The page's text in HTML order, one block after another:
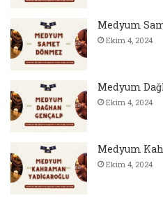
Medyum
Ekim 4, 2024
Medyum
Ekim 4, 2024
Medyum
Ekim 4, 2024